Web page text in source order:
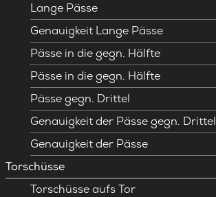
Lange Pässe
Genauigkeit Lange Pässe
Pässe in die gegn. Hälfte
Pässe in die gegn. Hälfte
Pässe gegn. Drittel
Genauigkeit der Pässe gegn. Drittel
Genauigkeit der Pässe
Torschüsse
Torschüsse aufs Tor